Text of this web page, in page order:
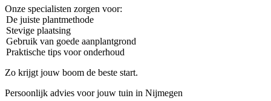
Onze specialisten zorgen voor:
De juiste plantmethode
Stevige plaatsing
Gebruik van goede aanplantgrond
Praktische tips voor onderhoud
Zo krijgt jouw boom de beste start.
Persoonlijk advies voor jouw tuin in Nijmegen